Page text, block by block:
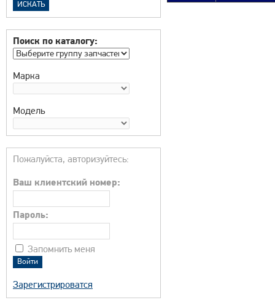
Поиск по каталогу:
Марка
Модель
Пожалуйста, авторизуйтесь:
Ваш клиентский номер:
Пароль:
Запомнить меня
Зарегистрироватся